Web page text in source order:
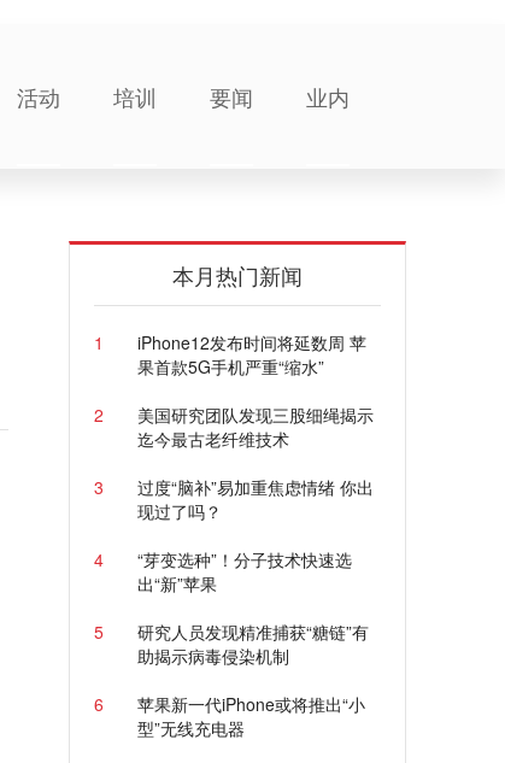
活动 培训 要闻 业内
本月热门新闻
1
iPhone12发布时间将延数周 苹
果首款5G手机严重“缩水”
2
美国研究团队发现三股细绳揭示
迄今最古老纤维技术
3
过度“脑补”易加重焦虑情绪 你出
现过了吗？
4
“芽变选种”！分子技术快速选
出“新”苹果
5
研究人员发现精准捕获“糖链”有
助揭示病毒侵染机制
6
苹果新一代iPhone或将推出“小
型”无线充电器